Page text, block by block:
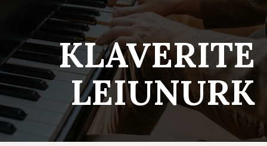
KLAVERITE
LEIUNURK